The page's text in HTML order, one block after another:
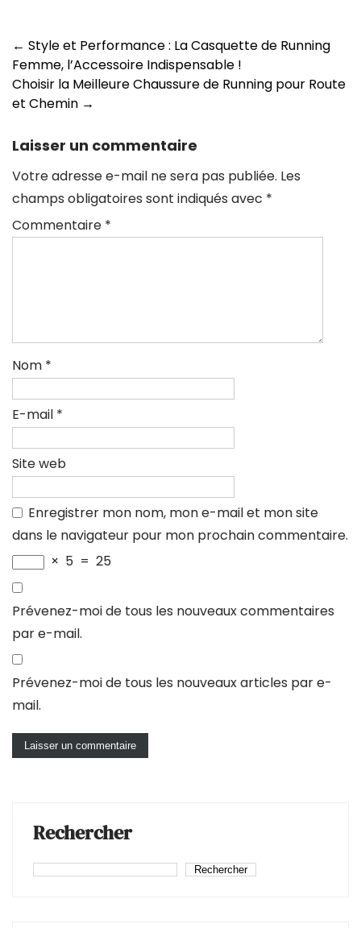
Navigation
des
articles
← Style et Performance : La Casquette de Running
Femme, l’Accessoire Indispensable !
Choisir la Meilleure Chaussure de Running pour Route
et Chemin →
Laisser un commentaire
Votre adresse e-mail ne sera pas publiée. Les
champs obligatoires sont indiqués avec *
Commentaire *
Nom *
E-mail *
Site web
Enregistrer mon nom, mon e-mail et mon site
dans le navigateur pour mon prochain commentaire.
× 5 = 25
Prévenez-moi de tous les nouveaux commentaires
par e-mail.
Prévenez-moi de tous les nouveaux articles par e-
mail.
Rechercher
Rechercher